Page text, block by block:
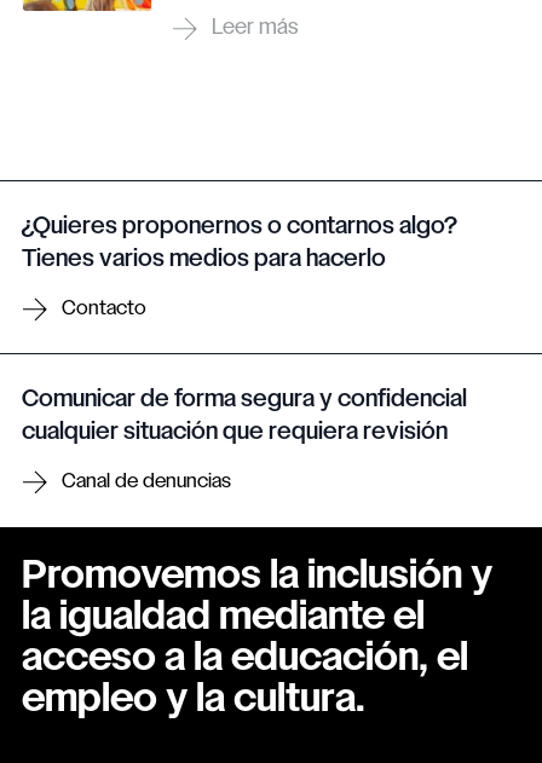
¿Quieres proponernos o contarnos algo?
Tienes varios medios para hacerlo
Contacto
Comunicar de forma segura y confidencial
cualquier situación que requiera revisión
Canal de denuncias
Promovemos la inclusión y
la igualdad mediante el
acceso a la educación, el
empleo y la cultura.